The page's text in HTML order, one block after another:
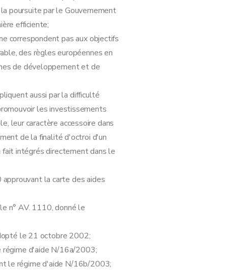
poursuite par le Gouvernement
efficiente;
correspondent pas aux objectifs
des règles européennes en
de développement et de
aussi par la difficulté
les investissements
leur caractère accessoire dans
de la finalité d'octroi d'un
fait intégrés directement dans le
la carte des aides
n° AV. 1110, donné le
le 21 octobre 2002;
régime d'aide N/16a/2003;
le régime d'aide N/16b/2003;